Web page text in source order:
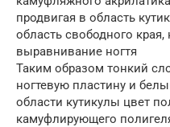
продвигая в область
область свободного
выравнивание ногтя
Таким образом тонкий
ногтевую пластину и
области кутикулы цвет
камуфлирующего